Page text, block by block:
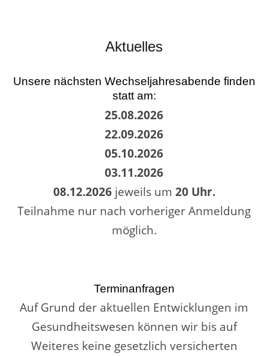
Aktuelles
Unsere nächsten Wechseljahresabende finden
statt am:
25.08.2026
22.09.2026
05.10.2026
03.11.2026
08.12.2026jeweils um 20 Uhr.
Teilnahme nur nach vorheriger Anmeldung
möglich.
Terminanfragen
Auf Grund der aktuellen Entwicklungen im
Gesundheitswesen können wir bis auf
Weiteres keine gesetzlich versicherten